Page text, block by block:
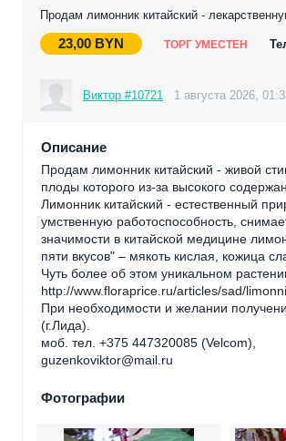
Продам лимонник китайский -
23,00 BYN ТОРГ УМЕСТЕН
Виктор #10721 1 августа 2026,
Описание
Продам лимонник китайский - живой
плоды которого из-за высокого
Лимонник китайский - естественный
умственную работоспособность,
значимости в китайской медицине
пяти вкусов" – мякоть кислая, кожица
Чуть более об этом уникальном
http://www.floraprice.ru/articles/sad/
При необходимости и желании
(г.Лида).
моб. тел. +375 447320085 (Velcom),
guzenkoviktor@mail.ru
Фотографии